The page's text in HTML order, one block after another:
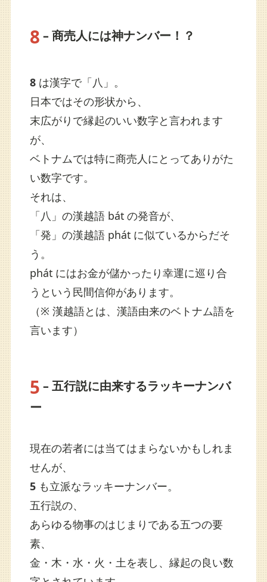
8 – 商売人には神ナンバー！？
8は漢字で「八」。
日本ではその形状から、
末広がりで縁起のいい数字と言われます
が、
ベトナムでは特に商売人にとってありがた
い数字です。
それは、
「八」の漢越語 bát の発音が、
「発」の漢越語 phát に似ているからだそ
う。
phát にはお金が儲かったり幸運に巡り合
うという民間信仰があります。
（※ 漢越語とは、漢語由来のベトナム語を
言います）
5 – 五行説に由来するラッキーナンバ
ー
現在の若者には当てはまらないかもしれま
せんが、
5も立派なラッキーナンバー。
五行説の、
あらゆる物事のはじまりである五つの要
素、
金・木・水・火・土を表し、縁起の良い数